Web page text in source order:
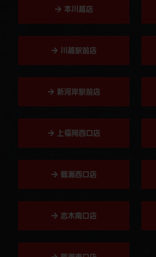
本川越店
川越駅前店
新河岸駅前店
上福岡西口店
鶴瀬西口店
志木南口店